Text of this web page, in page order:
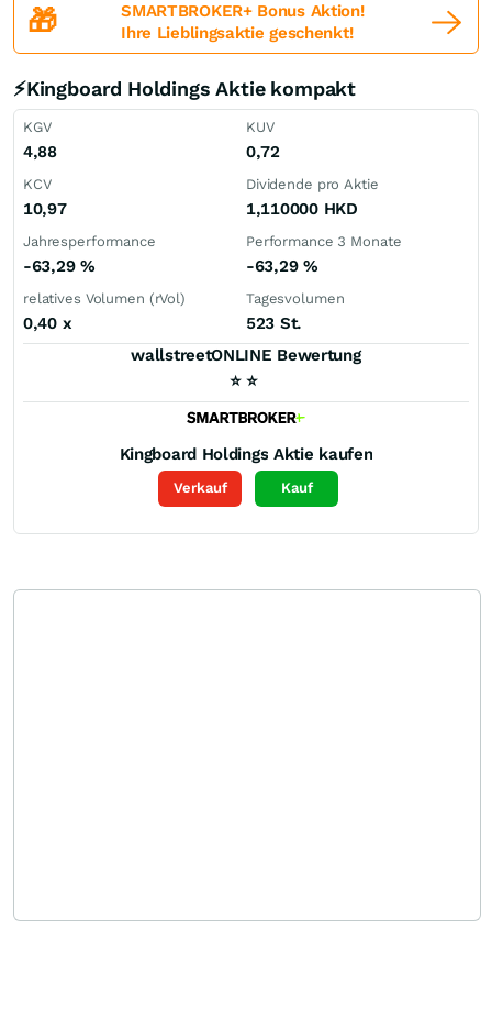
🎁
SMARTBROKER+ Bonus Aktion!
Ihre Lieblingsaktie geschenkt!
⚡Kingboard Holdings Aktie kompakt
KGV
4,88
KUV
0,72
KCV
10,97
Dividende pro Aktie
1,110000 HKD
Jahresperformance
-63,29 %
Performance 3 Monate
-63,29 %
relatives Volumen (rVol)
0,40 x
Tagesvolumen
523 St.
wallstreetONLINE Bewertung
⭐ ⭐
Kingboard Holdings Aktie kaufen
Verkauf Kauf